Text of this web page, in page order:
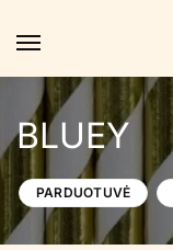
BLUEY
PARDUOTUVĖ